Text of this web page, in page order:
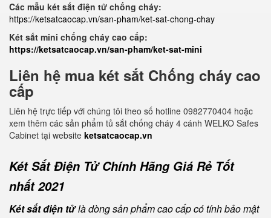
Các mẫu két sắt điện tử chống cháy:
https://ketsatcaocap.vn/san-pham/ket-sat-chong-chay
Két sắt mini chống cháy cao cấp:
https://ketsatcaocap.vn/san-pham/ket-sat-mini
Liên hệ mua két sắt Chống cháy cao
cấp
Liên hệ trực tiếp với chúng tôi theo số hotline 0982770404 hoặc
xem thêm các sản phẩm tủ sắt chống cháy 4 cánh WELKO Safes
Cabinet tại website ketsatcaocap.vn
Két Sắt Điện Tử Chính Hãng Giá Rẻ Tốt
nhất 2021
Két sắt điện tửlà dòng sản phẩm cao cấp có tính bảo mật